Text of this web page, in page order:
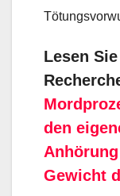
Lesen
den
Gewicht